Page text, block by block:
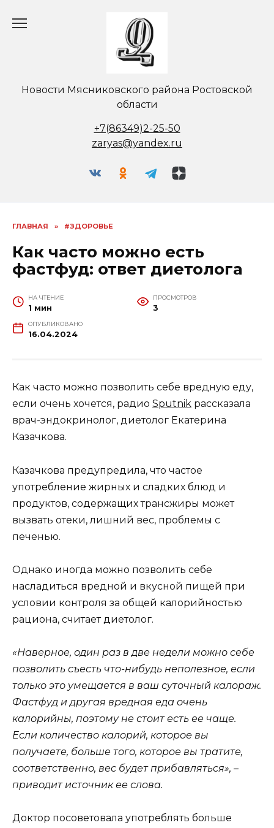
Новости Мясниковского района Ростовской
области
+7(86349)2-25-50
zaryas@yandex.ru
ГЛАВНАЯ » #ЗДОРОВЬЕ
Как часто можно есть
фастфуд: ответ диетолога
НА ЧТЕНИЕ
1 мин
ПРОСМОТРОВ
3
ОПУБЛИКОВАНО
16.04.2024
Как часто можно позволить себе вредную еду,
если очень хочется, радио Sputnik рассказала
врач-эндокринолог, диетолог Екатерина
Казачкова.
Казачкова предупредила, что частое
употребление жирных и сладких блюд и
продуктов, содержащих трансжиры может
вызвать отеки, лишний вес, проблемы с
печенью.
Однако иногда можно позволить себе
насладиться вредной и вкусной пищей при
условии контроля за общей калорийностью
рациона, считает диетолог.
«Наверное, один раз в две недели можно себе
позволить съесть что-нибудь неполезное, если
только это умещается в ваш суточный калораж.
Фастфуд и другая вредная еда очень
калорийны, поэтому не стоит есть ее чаще.
Если количество калорий, которое вы
получаете, больше того, которое вы тратите,
соответственно, вес будет прибавляться», –
приводит источник ее слова.
Доктор посоветовала употреблять больше